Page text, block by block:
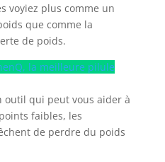
voyiez plus comme un
que comme la
de poids.
la meilleure pilule
outil qui peut vous aider à
faibles, les
de perdre du poids